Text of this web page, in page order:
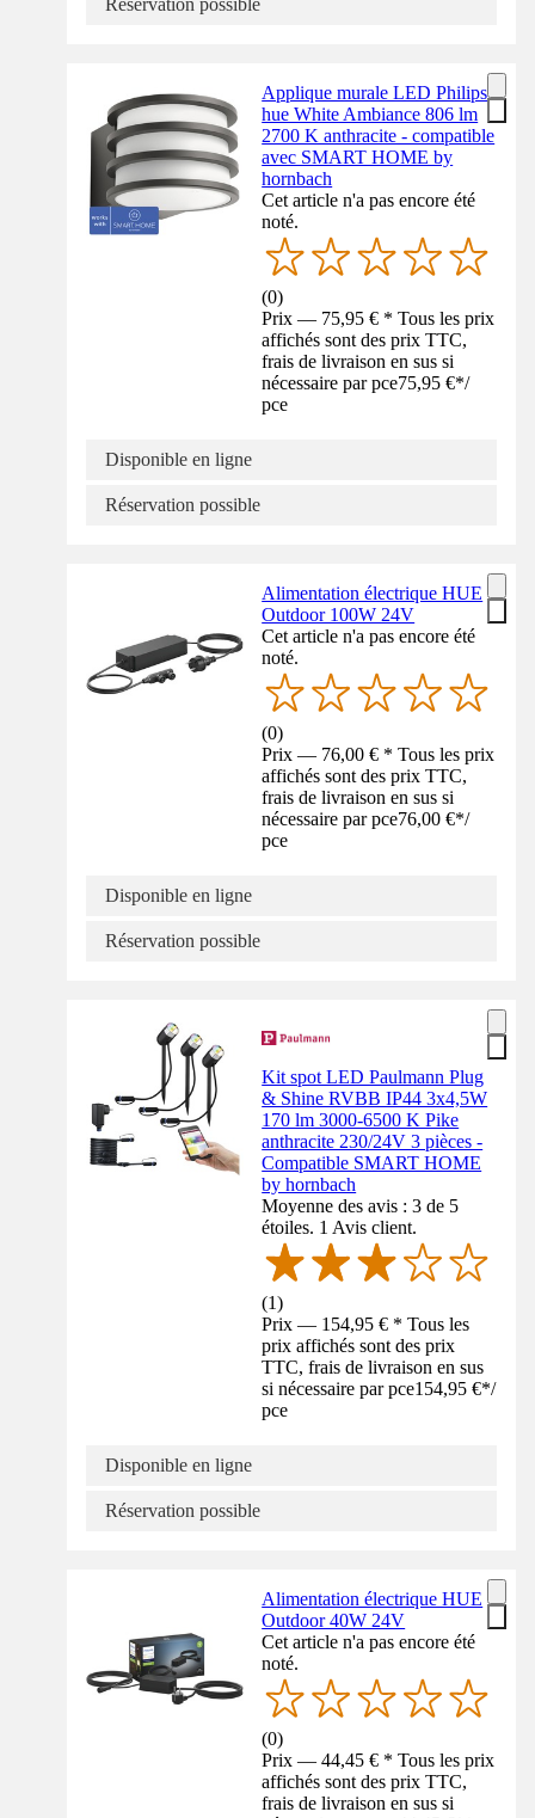
Réservation possible
Applique murale LED Philips
hue White Ambiance 806 lm
2700 K anthracite - compatible
avec SMART HOME by
hornbach
Cet article n'a pas encore été
noté.
(0)
Prix — 75,95 € * Tous les prix
affichés sont des prix TTC,
frais de livraison en sus si
nécessaire par pce75,95 €*/
pce
Disponible en ligne
Réservation possible
Alimentation électrique HUE
Outdoor 100W 24V
Cet article n'a pas encore été
noté.
(0)
Prix — 76,00 € * Tous les prix
affichés sont des prix TTC,
frais de livraison en sus si
nécessaire par pce76,00 €*/
pce
Disponible en ligne
Réservation possible
Kit spot LED Paulmann Plug
& Shine RVBB IP44 3x4,5W
170 lm 3000-6500 K Pike
anthracite 230/24V 3 pièces -
Compatible SMART HOME
by hornbach
Moyenne des avis : 3 de 5
étoiles. 1 Avis client.
(1)
Prix — 154,95 € * Tous les
prix affichés sont des prix
TTC, frais de livraison en sus
si nécessaire par pce154,95 €*/
pce
Disponible en ligne
Réservation possible
Alimentation électrique HUE
Outdoor 40W 24V
Cet article n'a pas encore été
noté.
(0)
Prix — 44,45 € * Tous les prix
affichés sont des prix TTC,
frais de livraison en sus si